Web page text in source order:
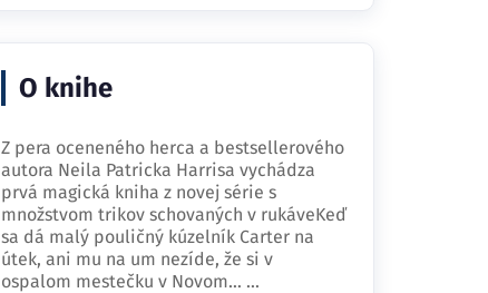
O knihe
Z pera oceneného herca a bestsellerového
autora Neila Patricka Harrisa vychádza
prvá magická kniha z novej série s
množstvom trikov schovaných v rukáveKeď
sa dá malý pouličný kúzelník Carter na
útek, ani mu na um nezíde, že si v
ospalom mestečku v Novom… ...